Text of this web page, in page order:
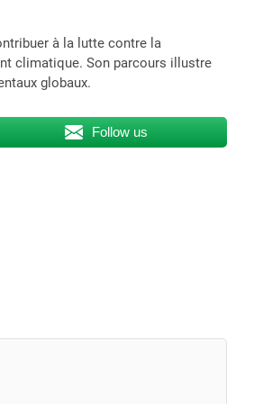
à la lutte contre la
climatique. Son parcours illustre
globaux.
Follow us